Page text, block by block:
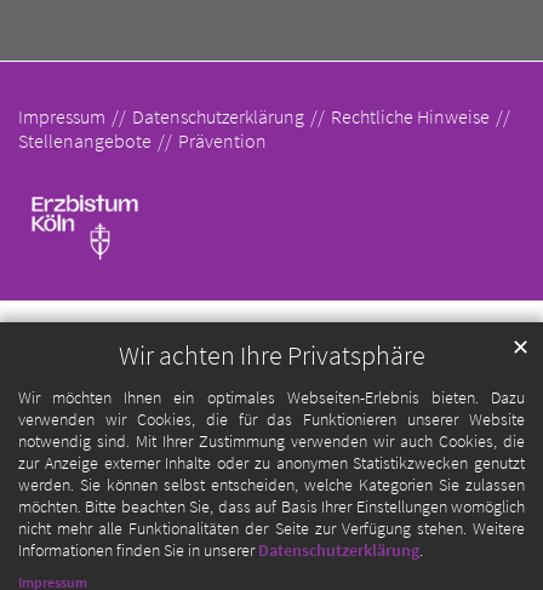
Wir achten Ihre Privatsphäre
Wir möchten Ihnen ein optimales Webseiten-Erlebnis bieten. Dazu
verwenden wir Cookies, die für das Funktionieren unserer Website
notwendig sind. Mit Ihrer Zustimmung verwenden wir auch Cookies, die
zur Anzeige externer Inhalte oder zu anonymen Statistikzwecken genutzt
werden. Sie können selbst entscheiden, welche Kategorien Sie zulassen
möchten. Bitte beachten Sie, dass auf Basis Ihrer Einstellungen womöglich
nicht mehr alle Funktionalitäten der Seite zur Verfügung stehen. Weitere
Informationen finden Sie in unsererDatenschutzerklärung.
✕
Impressum
Impressum Datenschutzerklärung
Rechtliche Hinweise
Stellenangebote
Prävention